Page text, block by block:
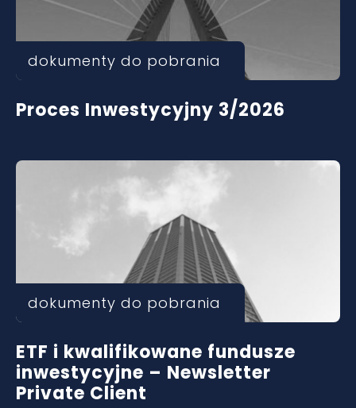
dokumenty do pobrania
Proces Inwestycyjny 3/2026
dokumenty do pobrania
ETF i kwalifikowane fundusze
inwestycyjne – Newsletter
Private Client